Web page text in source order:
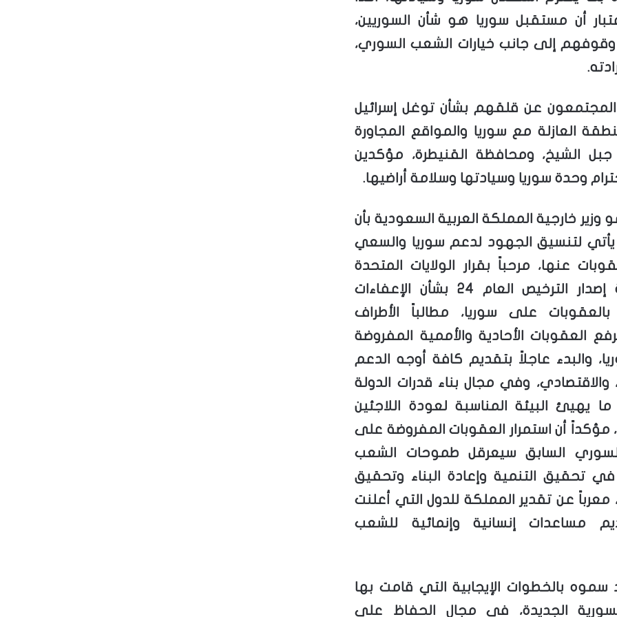
أن مستقبل سوريا هو شأن السوريين،
إلى جانب خيارات الشعب السوري،
عن قلقهم بشأن توغل إسرائيل
العازلة مع سوريا والمواقع المجاورة
الشيخ، ومحافظة القنيطرة، مؤكدين
وحدة سوريا وسيادتها وسلامة أراضيها.
خارجية المملكة العربية السعودية بأن
يأتي لتنسيق الجهود لدعم سوريا والسعي
عنها، مرحباً بقرار الولايات المتحدة
الأمريكية إصدار الترخيص العام 24 بشأن الإعفاءات
بالعقوبات على سوريا، مطالباً الأطراف
العقوبات الأحادية والأممية المفروضة
والبدء عاجلاً بتقديم كافة أوجه الدعم
والاقتصادي، وفي مجال بناء قدرات الدولة
ما يهيئ البيئة المناسبة لعودة اللاجئين
مؤكداً أن استمرار العقوبات المفروضة على
السابق سيعرقل طموحات الشعب
تحقيق التنمية وإعادة البناء وتحقيق
معرباً عن تقدير المملكة للدول التي أعلنت
مساعدات إنسانية وإنمائية للشعب
سموه بالخطوات الإيجابية التي قامت بها
السورية الجديدة، في مجال الحفاظ على